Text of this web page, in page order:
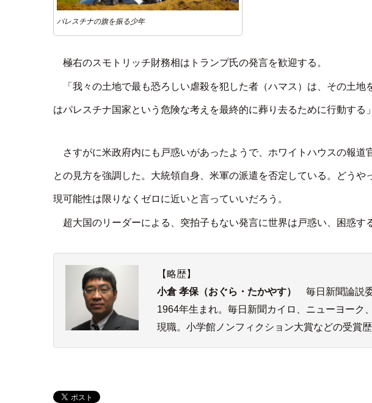
パレスチナの旗を振る少年
極右のスモトリッチ財務相はトランプ氏の発言を歓迎する。
「我々の土地で最も恐ろしい虐殺を犯した者（ハマス）は、その土
はパレスチナ国家という危険な考えを最終的に葬り去るために行動する」
さすがに米政府内にも戸惑いがあったようで、ホワイトハウスの報道
との見方を強調した。大統領自身、米軍の派遣を否定している。どう
現可能性は限りなくゼロに近いと言っていいだろう。
超大国のリーダーによる、突拍子もない発言に世界は戸惑い、困惑す
【略歴】
小倉 孝保（おぐら・たかやす）
毎日新聞論説
1964年生まれ。毎日新聞カイロ、ニューヨーク
現職。小学館ノンフィクション大賞などの受賞歴